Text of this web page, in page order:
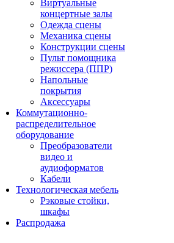
Виртуальные
концертные залы
Одежда сцены
Механика сцены
Конструкции сцены
Пульт помощника
режиссера (ППР)
Напольные
покрытия
Аксессуары
Коммутационно-
распределительное
оборудование
Преобразователи
видео и
аудиоформатов
Кабели
Технологическая мебель
Рэковые стойки,
шкафы
Распродажа